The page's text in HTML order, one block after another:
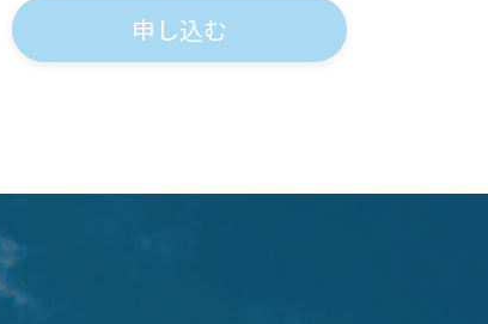
。また、お客様が個人情報の提供を拒否された場合は、弊社
スがお受けできなくなる場合がございます。
の正確な提供